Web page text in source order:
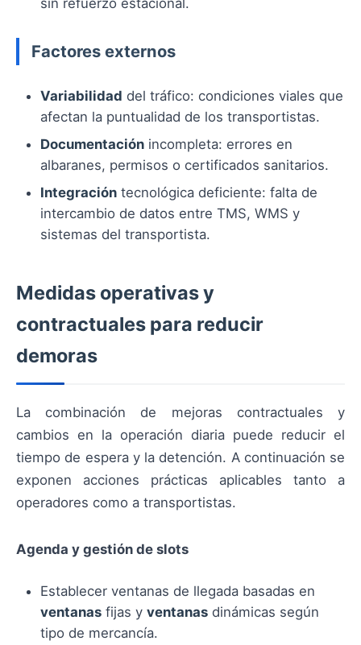
Factores externos
Variabilidad del tráfico: condiciones viales que
afectan la puntualidad de los transportistas.
Documentación incompleta: errores en
albaranes, permisos o certificados sanitarios.
Integración tecnológica deficiente: falta de
intercambio de datos entre TMS, WMS y
sistemas del transportista.
Medidas operativas y
contractuales para reducir
demoras
La combinación de mejoras contractuales y
cambios en la operación diaria puede reducir el
tiempo de espera y la detención. A continuación se
exponen acciones prácticas aplicables tanto a
operadores como a transportistas.
Agenda y gestión de slots
Establecer ventanas de llegada basadas en
ventanas fijas y ventanas dinámicas según
tipo de mercancía.